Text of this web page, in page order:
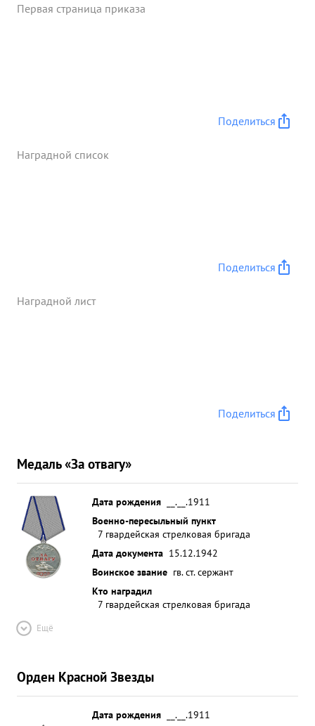
Первая страница приказа
Поделиться
Наградной список
Поделиться
Наградной лист
Поделиться
Медаль «За отвагу»
Дата рождения
__.__.1911
Военно-пересыльный пункт
7 гвардейская стрелковая бригада
Дата документа 15.12.1942
Воинское звание гв. ст. сержант
Кто наградил
7 гвардейская стрелковая бригада
Ещё
Орден Красной Звезды
Дата рождения
__.__.1911